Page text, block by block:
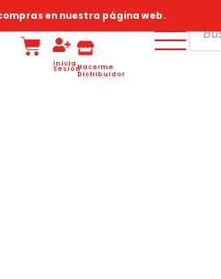
en nuestra página web.
Inicia
SesiónHacerme
Distribuidor